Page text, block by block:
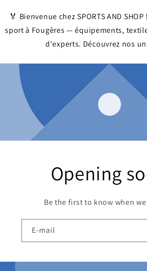
🏅 Bienvenue chez SPORTS AND
sport à Fougères — équipements,
d'experts. Découvrez nos
Opening
Be the first to know when
E-mail